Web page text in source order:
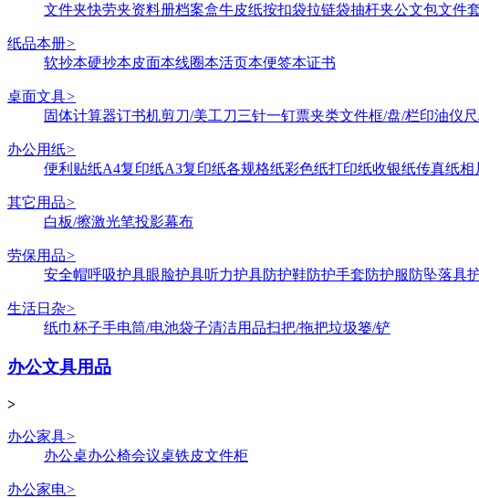
文件夹快劳夹资料册档案盒牛皮纸按扣袋拉链袋抽杆夹公文包文件
纸品本册>
软抄本硬抄本皮面本线圈本活页本便签本证书
桌面文具>
固体计算器订书机剪刀/美工刀三针一钉票夹类文件框/盘/栏印油仪
办公用纸>
便利贴纸A4复印纸A3复印纸各规格纸彩色纸打印纸收银纸传真纸相
其它用品>
白板/擦激光笔投影幕布
劳保用品>
安全帽呼吸护具眼脸护具听力护具防护鞋防护手套防护服 防坠落具
生活日杂>
纸巾杯子手电筒/电池袋子清洁用品扫把/拖把垃圾篓/铲
办公文具用品
>
办公家具>
办公桌办公椅会议桌铁皮文件柜
办公家电>